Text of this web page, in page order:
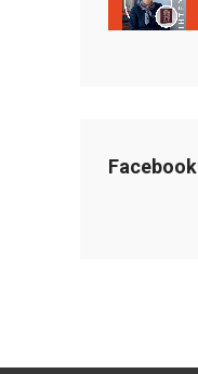
Facebook